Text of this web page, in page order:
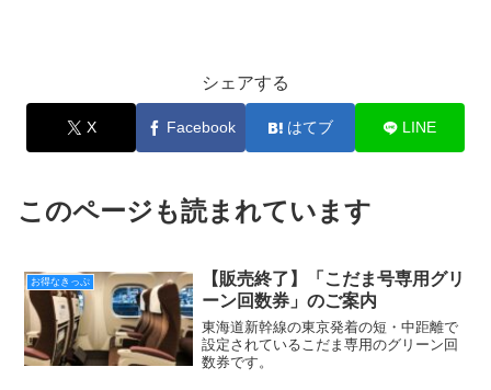
シェアする
X Facebook はてブ LINE
このページも読まれています
お得なきっぷ
【販売終了】「こだま号専用グリ
ーン回数券」のご案内
東海道新幹線の東京発着の短・中距離で
設定されているこだま専用のグリーン回
数券です。